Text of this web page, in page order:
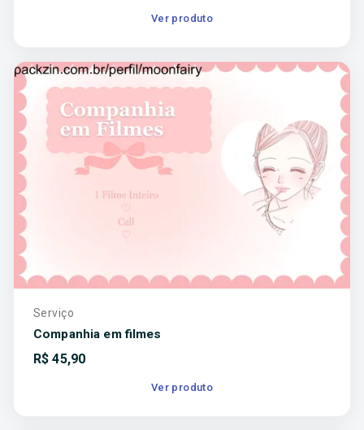
Ver produto
Serviço
Companhia em filmes
R$45,90
Ver produto